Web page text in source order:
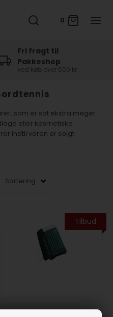
0
Fri fragt til
Pakkeshop
ved køb over 500 kr
som er sat ekstra meget
eller kosmetiske
indtil varen er solgt
Tilbud